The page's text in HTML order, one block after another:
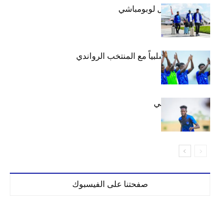
بعثة الهلال تصل لوبومباشي
الهلال يتعادل سلبياً مع المنتخب الرواندي
إعدادياً
كنن يصل كيجالي
صفحتنا على الفيسبوك